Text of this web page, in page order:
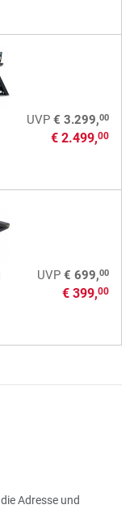
UVP € 3.299,00
€ 2.499,00
UVP € 699,00
€ 399,00
Adresse und